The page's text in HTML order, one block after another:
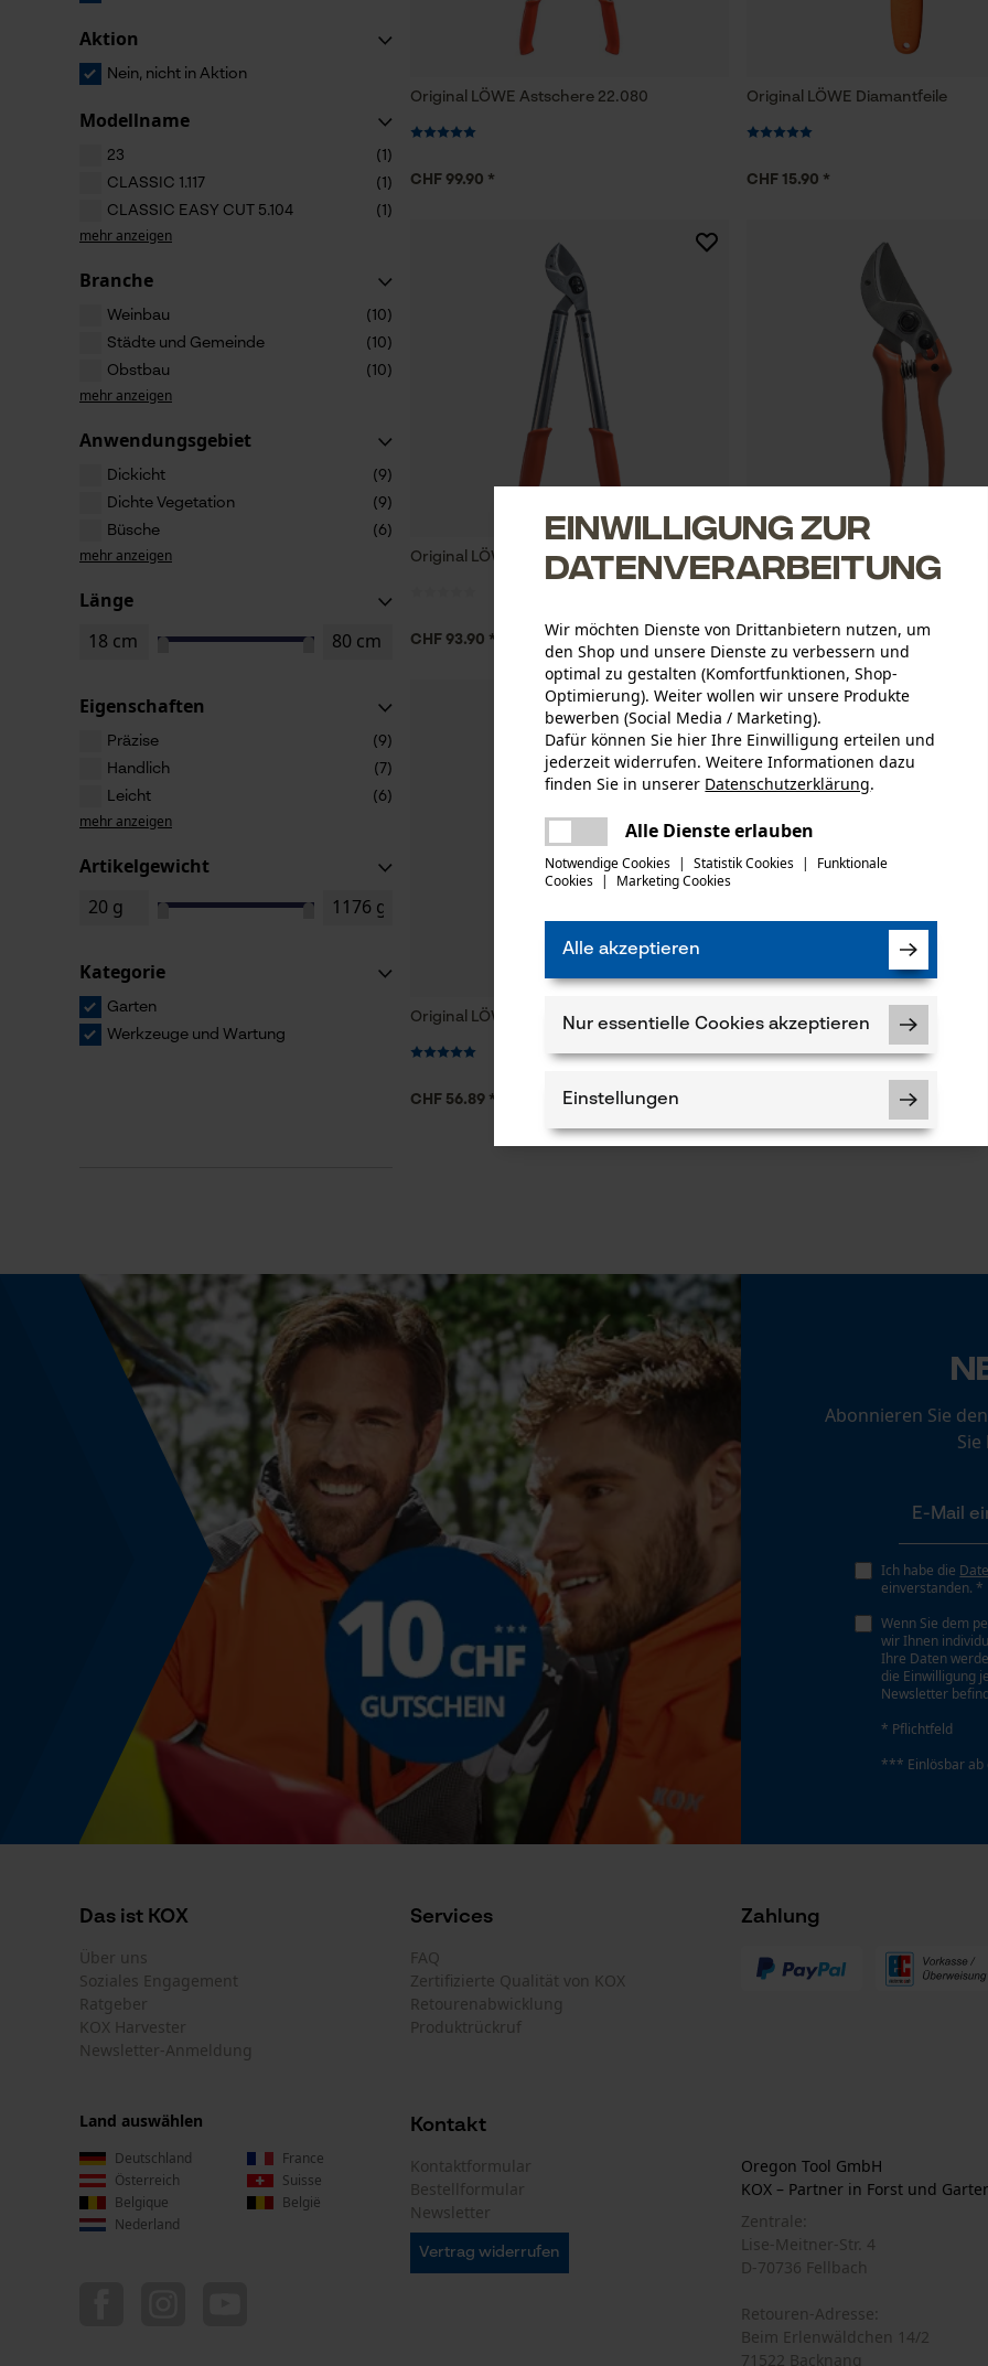
Aktion
Nein, nicht in Aktion
Modellname
23
(1)
CLASSIC 1.117
(1)
CLASSIC EASY CUT 5.104
(1)
mehr anzeigen
Branche
Weinbau
(10)
Städte und Gemeinde
(10)
Obstbau
(10)
mehr anzeigen
Anwendungsgebiet
Dickicht
(9)
Dichte Vegetation
(9)
Büsche
(6)
mehr anzeigen
Länge
Eigenschaften
Präzise
(9)
Handlich
(7)
Leicht
(6)
mehr anzeigen
Artikelgewicht
Kategorie
Garten
Werkzeuge und Wartung
Original LÖWE Astschere 22.080
CHF 99.90 *
Original LÖWE Diamantfeile
CHF 15.90 *
Original LÖWE Jagdschere Power Cut
CHF 93.90 *
Original LÖWE Jagdschere Easy
CHF 32.89 *
Original LÖWE Gartenschere 9.107
CHF 56.89 *
Abonnieren Sie
Ich habe die
einverstanden. *
Wenn Sie dem
wir Ihnen
Ihre Daten
die Einwilligung
Newsletter
* Pflichtfeld
*** Einlösbar ab
Das ist KOX
Über uns
Soziales Engagement
Ratgeber
KOX Harvester
Newsletter-Anmeldung
Services
FAQ
Zertifizierte Qualität von KOX
Retourenabwicklung
Produktrückruf
Zahlung
Kontakt
Kontaktformular
Bestellformular
Newsletter
Vertrag widerrufen
Oregon Tool GmbH
KOX – Partner in Forst und
Zentrale:
Lise-Meitner-Str. 4
D-70736 Fellbach
Retouren-Adresse:
Beim Erlenwäldchen 14/2
71522 Backnang
Land auswählen
Deutschland
France
Österreich
Suisse
Belgique
België
Nederland
Einwilligung zur
Datenverarbeitung
Wir möchten Dienste von Drittanbietern nutzen, um
den Shop und unsere Dienste zu verbessern und
optimal zu gestalten (Komfortfunktionen, Shop-
Optimierung). Weiter wollen wir unsere Produkte
bewerben (Social Media / Marketing).
Dafür können Sie hier Ihre Einwilligung erteilen und
jederzeit widerrufen. Weitere Informationen dazu
finden Sie in unserer Datenschutzerklärung.
Alle Dienste erlauben
Notwendige Cookies | Statistik Cookies |
Funktionale
Cookies | Marketing Cookies
Alle akzeptieren
Nur essentielle Cookies akzeptieren
Einstellungen
Prüfung setzen von Cookies
Session ID
Speichern der Auswahl zur
Datenverarbeitung
Statistik Cookies
Personalisierte Startseite
Kontaktaufnahme per Chat
Es ist ein Fehler aufgetreten. Bitte
versuchen Sie es erneut.
teilen
mail